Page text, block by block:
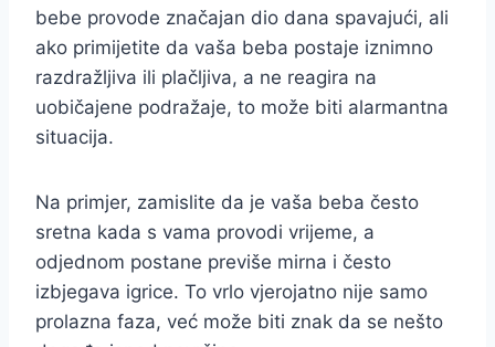
bebe provode značajan dio dana spavajući, ali
ako primijetite da vaša beba postaje iznimno
razdražljiva ili plačljiva, a ne reagira na
uobičajene podražaje, to može biti alarmantna
situacija.
Na primjer, zamislite da je vaša beba često
sretna kada s vama provodi vrijeme, a
odjednom postane previše mirna i često
izbjegava igrice. To vrlo vjerojatno nije samo
prolazna faza, već može biti znak da se nešto